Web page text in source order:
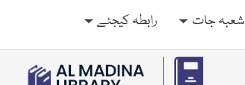
شعبہ جات رابطہ کیجئے